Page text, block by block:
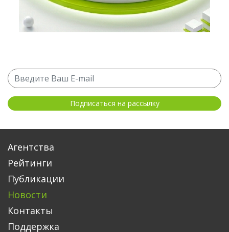
Агентства
Рейтинги
Публикации
Новости
Контакты
Поддержка